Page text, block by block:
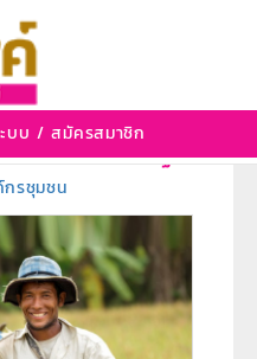
บบ /สมัครสมาชิก
สิน» หมวดหมู่ย่อย:
สินเชื่อตามนโยบายรัฐ
กรชุมชน